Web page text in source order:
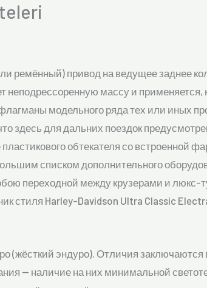
ремённый) привод на ведущее заднее
неподрессоренную массу и применяется,
модельного ряда тех или иных
здесь для дальних поездок
обтекателя со встроенной
списком дополнительного
переходной между крузерами и люкс-
стиля Harley-Davidson Ultra Classic
(жёсткий эндуро). Отличия
— наличие на них минимальной